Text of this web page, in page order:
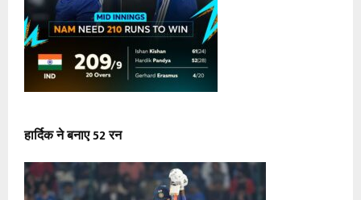
हार्दिक ने बनाए 52 रन